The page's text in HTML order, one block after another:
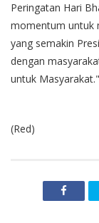
Peringatan Hari
momentum untuk
yang semakin
dengan
untuk Masyarakat."
(Red)